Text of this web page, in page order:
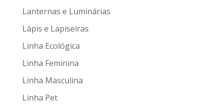
Lanternas e Luminárias
Lápis e Lapiseiras
Linha Ecológica
Linha Feminina
Linha Masculina
Linha Pet